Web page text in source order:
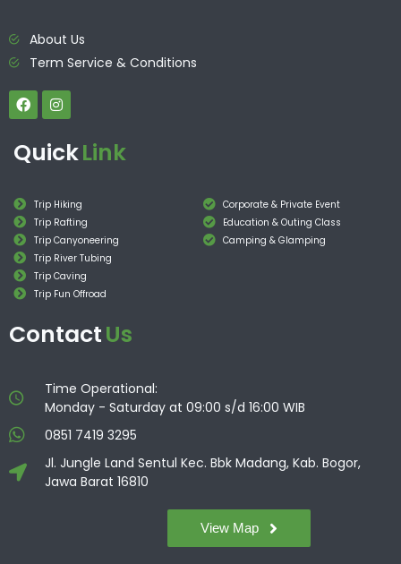
About Us
Term Service & Conditions
QuickLink
Trip Hiking
Trip Rafting
Trip Canyoneering
Trip River Tubing
Trip Caving
Trip Fun Offroad
Corporate & Private Event
Education & Outing Class
Camping & Glamping
ContactUs
Time Operational:
Monday - Saturday at 09:00 s/d 16:00 WIB
0851 7419 3295
Jl. Jungle Land Sentul Kec. Bbk Madang, Kab. Bogor,
Jawa Barat 16810
View Map